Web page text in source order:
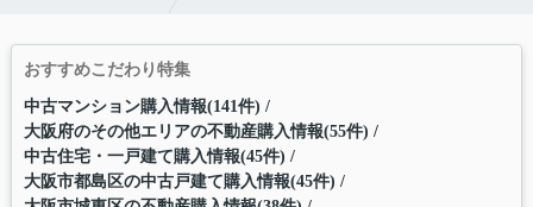
おすすめこだわり特集
中古マンション購入情報(141件)
大阪府のその他エリアの不動産購入情報(55件)
中古住宅・一戸建て購入情報(45件)
大阪市都島区の中古戸建て購入情報(45件)